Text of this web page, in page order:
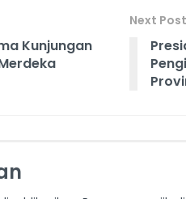
Kunjungan
Next Post